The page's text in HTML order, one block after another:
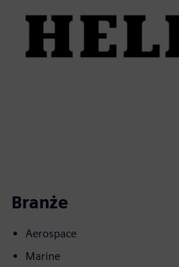
Branże
Aerospace
Marine